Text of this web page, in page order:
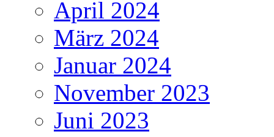
April 2024
März 2024
Januar 2024
November 2023
Juni 2023